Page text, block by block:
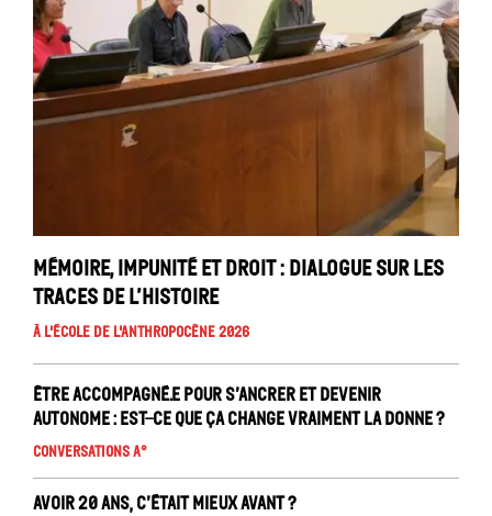
Mémoire, impunité et droit : dialogue sur les
traces de l’histoire
À l'école de l'Anthropocène 2026
Être accompagné.e pour s’ancrer et devenir
autonome : est-ce que ça change vraiment la donne ?
Conversations A°
Avoir 20 ans, c’était mieux avant ?